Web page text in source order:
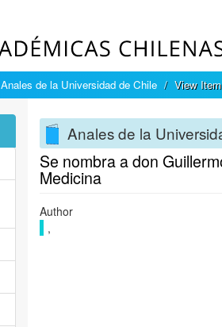
Anales de la Universidad de Chile View Item
Anales de la
Se nombra a don
Medicina
Author
,